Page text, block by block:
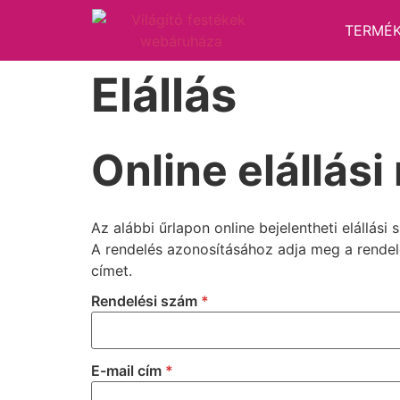
Elállás
Online
Az alábbi űrlapon online bejelentheti elállási
A rendelés azonosításához adja meg a
címet.
Rendelési szám *
E-mail cím *